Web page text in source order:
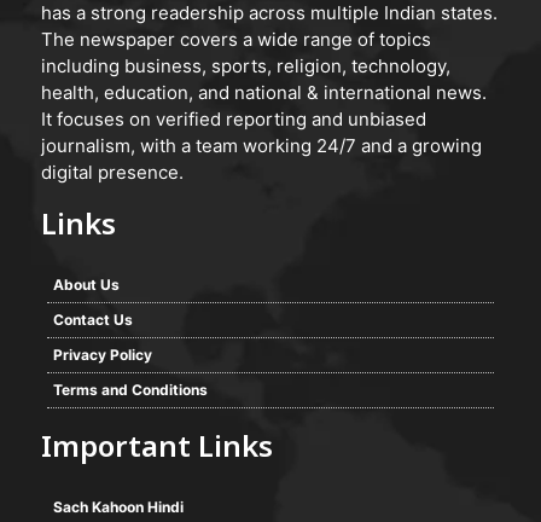
has a strong readership across multiple Indian states.
The newspaper covers a wide range of topics
including business, sports, religion, technology,
health, education, and national & international news.
It focuses on verified reporting and unbiased
journalism, with a team working 24/7 and a growing
digital presence.
Links
About Us
Contact Us
Privacy Policy
Terms and Conditions
Important Links
Sach Kahoon Hindi